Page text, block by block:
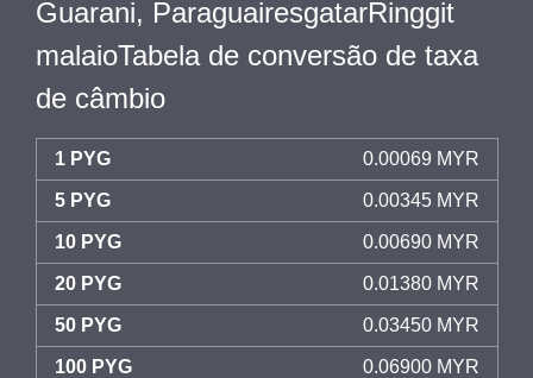
Guarani, ParaguairesgatarRinggit
malaioTabela de conversão de taxa
de câmbio
1 PYG 0.00069 MYR
5 PYG 0.00345 MYR
10 PYG 0.00690 MYR
20 PYG 0.01380 MYR
50 PYG 0.03450 MYR
100 PYG 0.06900 MYR